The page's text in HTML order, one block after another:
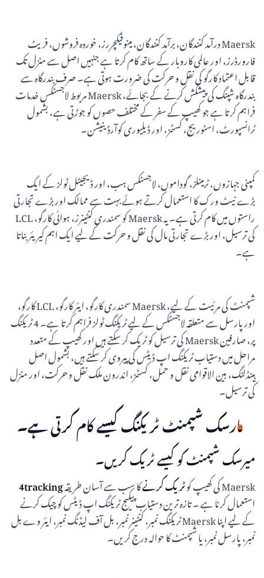
Maersk درآمد کنندگان، برآمد کنندگان، مینوفیکچررز، خوردہ فروشوں، فریٹ
فارورڈرز، اور عالمی کاروبار کے ساتھ کام کرتا ہے جنہیں اصل سے منزل تک
قابل اعتماد کارگو کی نقل و حرکت کی ضرورت ہوتی ہے۔ صرف بندرگاہ سے
بندرگاہ شپنگ کی پیشکش کرنے کے بجائے، Maersk مربوط لاجسٹکس خدمات
فراہم کرتا ہے جو کھیپ کے سفر کے مختلف حصوں کو جوڑتی ہے، بشمول
ٹرانسپورٹ، اسٹوریج، کسٹمز، اور ڈیلیوری کوآرڈینیشن۔
کمپنی جہازوں، ٹرمینلز، گوداموں، لاجسٹکس ہب، اور ڈیجیٹل ٹولز کے ایک
بڑے نیٹ ورک کا استعمال کرتے ہوئے بہت سے ممالک اور بڑے تجارتی
راستوں میں کام کرتی ہے۔ یہ Maersk کو سمندری کنٹینرز، ہوائی کارگو، LCL
کی ترسیل، اور بڑے تجارتی مال کی نقل و حرکت کے لیے ایک اہم کیریئر بناتا
ہے۔
شپمنٹ کی مرئیت کے لیے، Maersk سمندری کارگو، ایئر کارگو، LCL کارگو،
اور پارسل سے متعلقہ لاجسٹکس کے لیے ٹریکنگ ٹولز فراہم کرتا ہے۔ 4 ٹریکنگ
پر، صارفین Maersk کی ترسیل کو ٹریک کر سکتے ہیں اور کھیپ کے متعدد
مراحل میں دستیاب ٹریکنگ اپ ڈیٹس کی پیروی کر سکتے ہیں، بشمول اصل
ہینڈلنگ، بین الاقوامی نقل و حمل، کسٹمز، اندرون ملک نقل و حرکت، اور منزل
کی ترسیل۔
مارسک شپمنٹ ٹریکنگ کیسے کام کرتی ہے۔
میرسک شپمنٹ کو کیسے ٹریک کریں۔
Maersk کی کھیپ کو ٹریک کرنےکا سب سے آسان طریقہ4tracking
استعمال کرنا ہے ۔ تازہ ترین دستیاب پیکیج ٹریکنگ اپ ڈیٹس کو چیک کرنے
کے لیے اپنا Maersk ٹریکنگ نمبر، کنٹینر نمبر، بل آف لیڈنگ نمبر، ایئر وے بل
نمبر، پارسل نمبر، یا شپمنٹ کا حوالہ درج کریں۔